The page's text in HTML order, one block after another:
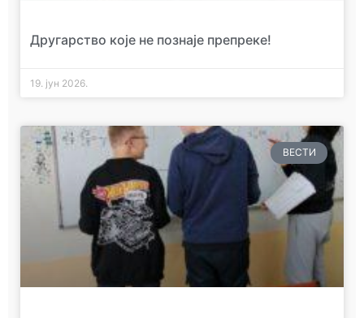
Другарство које не познаје препреке!
19. јун 2026.
ВЕСТИ